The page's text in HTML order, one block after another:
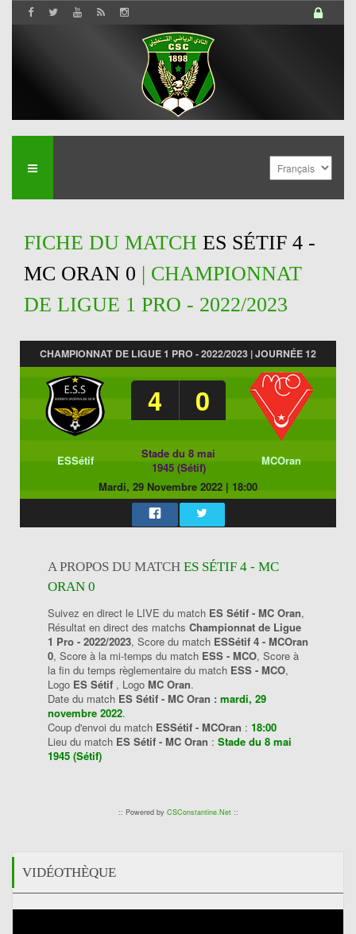
FICHE DU MATCH ES SÉTIF 4 -
MC ORAN 0 | CHAMPIONNAT
DE LIGUE 1 PRO - 2022/2023
CHAMPIONNAT DE LIGUE 1 PRO - 2022/2023 | JOURNÉE 12
4 0
ESSétif
Stade du 8 mai
1945 (Sétif)
MCOran
Mardi, 29 Novembre 2022 | 18:00
A PROPOS DU MATCH ES SÉTIF 4 - MC
ORAN 0
Suivez en direct le LIVE du match ES Sétif - MC Oran,
Résultat en direct des matchs Championnat de Ligue
1 Pro - 2022/2023, Score du match ESSétif 4 - MCOran
0, Score à la mi-temps du match ESS - MCO, Score à
la fin du temps règlementaire du match ESS - MCO,
Logo ES Sétif , Logo MC Oran.
Date du match ES Sétif - MC Oran : mardi, 29
novembre 2022.
Coup d'envoi du match ESSétif - MCOran : 18:00
Lieu du match ES Sétif - MC Oran : Stade du 8 mai
1945 (Sétif)
:: Powered by CSConstantine.Net::
VIDÉOTHÈQUE